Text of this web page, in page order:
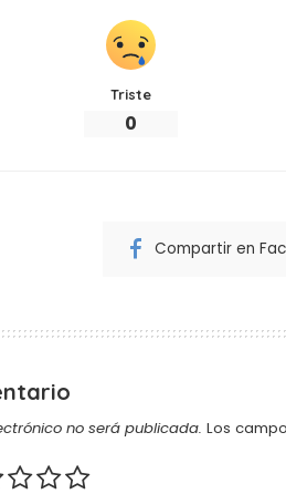
Triste
0
Compartir en
no será publicada. Los